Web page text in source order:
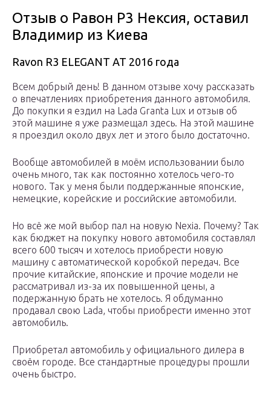
Отзыв о Равон Р3 Нексия, оставил
Владимир из Киева
Ravon R3 ELEGANT AT 2016 года
Всем добрый день! В данном отзыве хочу рассказать
о впечатлениях приобретения данного автомобиля.
До покупки я ездил на Lada Granta Lux и отзыв об
этой машине я уже размещал здесь. На этой машине
я проездил около двух лет и этого было достаточно.
Вообще автомобилей в моём использовании было
очень много, так как постоянно хотелось чего-то
нового. Так у меня были поддержанные японские,
немецкие, корейские и российские автомобили.
Но всё же мой выбор пал на новую Nexia. Почему? Так
как бюджет на покупку нового автомобиля составлял
всего 600 тысяч и хотелось приобрести новую
машину с автоматической коробкой передач. Все
прочие китайские, японские и прочие модели не
рассматривал из-за их повышенной цены, а
подержанную брать не хотелось. Я обдуманно
продавал свою Lada, чтобы приобрести именно этот
автомобиль.
Приобретал автомобиль у официального дилера в
своём городе. Все стандартные процедуры прошли
очень быстро.